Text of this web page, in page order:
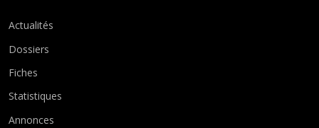
Actualités
Dossiers
Fiches
Statistiques
Annonces